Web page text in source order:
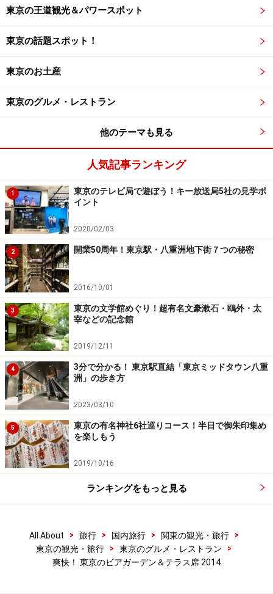
＞次のページでは、テラス席が大充実！ 『グランド ハイ
※記事内容は執筆時点のものです。最新の内容をご確認くださ
い。
/3
東京の王道観光＆パワースポット
東京の話題スポット！
東京のお土産
東京のグルメ・レストラン
他のテーマも見る
人気記事ランキング
1
東京のテレビ局で遊ぼう！キー放送局5社の見学ポ
イント
2020/02/03
2 開業50周年！東京駅・八重洲地下街７つの秘密
2016/10/01
3
東京の文学館めぐり！超有名文豪漱石・鴎外・太
宰などの記念館
2019/12/11
4
3分で分かる！ 東京駅直結「東京ミッドタウン八重
洲」の歩き方
2023/03/10
5
東京の有名神社6社巡りコース！半日で御朱印集め
を楽しもう
2019/10/16
ランキングをもっと見る
All About > 旅行 > 国内旅行 > 関東の観光・旅行
>
東京の観光・旅行
> 東京のグルメ・レストラン
>
爽快！ 東京のビアガーデン＆テラス席 2014